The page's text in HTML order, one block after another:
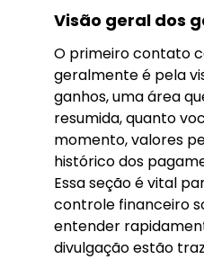
Visão geral dos
O primeiro contato
geralmente é pela
ganhos, uma área
resumida, quanto
momento, valores
histórico dos
Essa seção é vital
controle financeiro
entender
divulgação estão